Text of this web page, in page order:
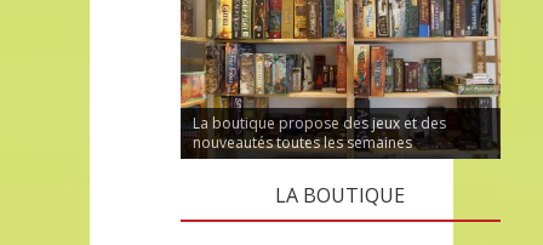
La boutique propose des jeux et des
nouveautés toutes les semaines
LA BOUTIQUE